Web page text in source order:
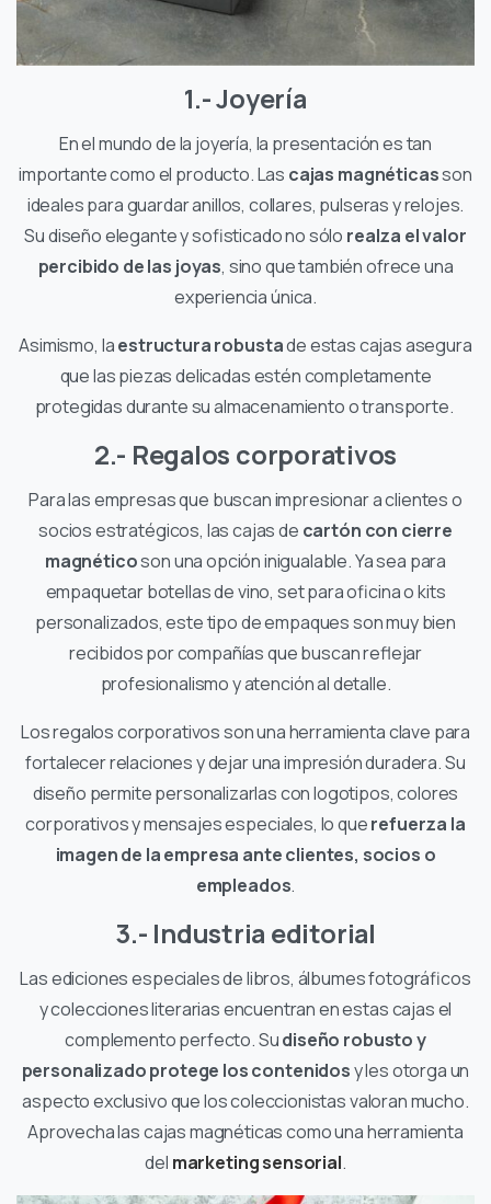
1.- Joyería
En el mundo de la joyería, la presentación es tan
importante como el producto. Las cajas magnéticasson
ideales para guardar anillos, collares, pulseras y relojes.
Su diseño elegante y sofisticado no sólo realza el valor
percibido de las joyas, sino que también ofrece una
experiencia única.
Asimismo, laestructura robustade estas cajas asegura
que las piezas delicadas estén completamente
protegidas durante su almacenamiento o transporte.
2.- Regalos corporativos
Para las empresas que buscan impresionar a clientes o
socios estratégicos, las cajas de cartón con cierre
magnéticoson una opción inigualable. Ya sea para
empaquetar botellas de vino, set para oficina o kits
personalizados, este tipo de empaques son muy bien
recibidos por compañías que buscan reflejar
profesionalismo y atención al detalle.
Los regalos corporativos son una herramienta clave para
fortalecer relaciones y dejar una impresión duradera. Su
diseño permite personalizarlas con logotipos, colores
corporativos y mensajes especiales, lo querefuerza la
imagen de la empresa ante clientes, socios o
empleados.
3.- Industria editorial
Las ediciones especiales de libros, álbumes fotográficos
y colecciones literarias encuentran en estas cajas el
complemento perfecto. Sudiseño robusto y
personalizado protege los contenidosy les otorga un
aspecto exclusivo que los coleccionistas valoran mucho.
Aprovecha las cajas magnéticas como una herramienta
del marketing sensorial.